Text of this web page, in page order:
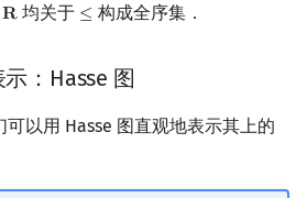
𝐑
R 均关于 ≤
≤ 构成全序集．
：Hasse 图
以用 Hasse 图直观地表示其上的